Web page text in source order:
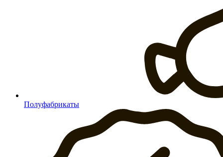
Полуфабрикаты